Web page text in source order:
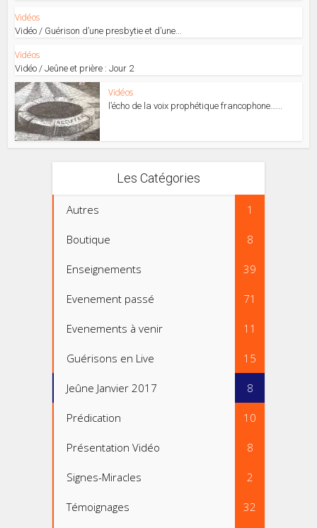
Vidéos
Vidéo / Guérison d’une presbytie et d’une...
Vidéos
Vidéo / Jeûne et prière : Jour 2
Vidéos
l’écho de la voix prophétique francophone…...
Les Catégories
Autres 1
Boutique 8
Enseignements 39
Evenement passé 71
Evenements à venir 11
Guérisons en Live 15
Jeûne Janvier 2017 8
Prédication 10
Présentation Vidéo 8
Signes-Miracles 2
Témoignages 32